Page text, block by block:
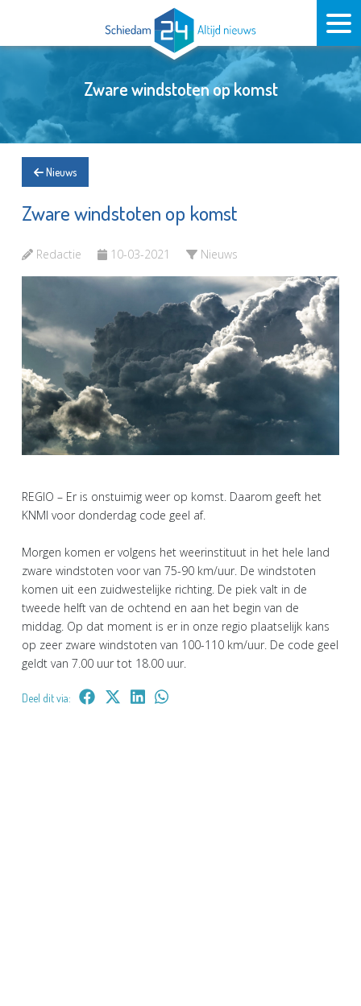
Zware windstoten op komst
Nieuws
Zware windstoten op komst
Redactie 10-03-2021 Nieuws
REGIO – Er is onstuimig weer op komst. Daarom geeft het
KNMI voor donderdag code geel af.
Morgen komen er volgens het weerinstituut in het hele land
zware windstoten voor van 75-90 km/uur. De windstoten
komen uit een zuidwestelijke richting. De piek valt in de
tweede helft van de ochtend en aan het begin van de
middag. Op dat moment is er in onze regio plaatselijk kans
op zeer zware windstoten van 100-110 km/uur. De code geel
geldt van 7.00 uur tot 18.00 uur.
Deel dit via: